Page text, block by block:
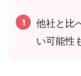
他社と比
い可能性